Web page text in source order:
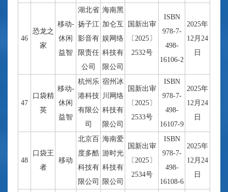
46
恐龙之
家
移动-
休闲
益智
湖北省
扬子江
影音有
限责任
公司
海南黑
加仑互
娱网络
科技有
限公司
国新出审
〔2025〕
2532号
ISBN
978-7-
498-
16106-2
2025年
12月24
日
47
口袋精
英
移动-
休闲
益智
杭州乐
港科技
有限公
司
宿州冰
川网络
科技有
限公司
国新出审
〔2025〕
2533号
ISBN
978-7-
498-
16107-9
2025年
12月24
日
48
口袋王
者
移动
北京百
度多酷
科技有
限公司
海南爱
游时光
科技有
限公司
国新出审
〔2025〕
2534号
ISBN
978-7-
498-
16108-6
2025年
12月24
日